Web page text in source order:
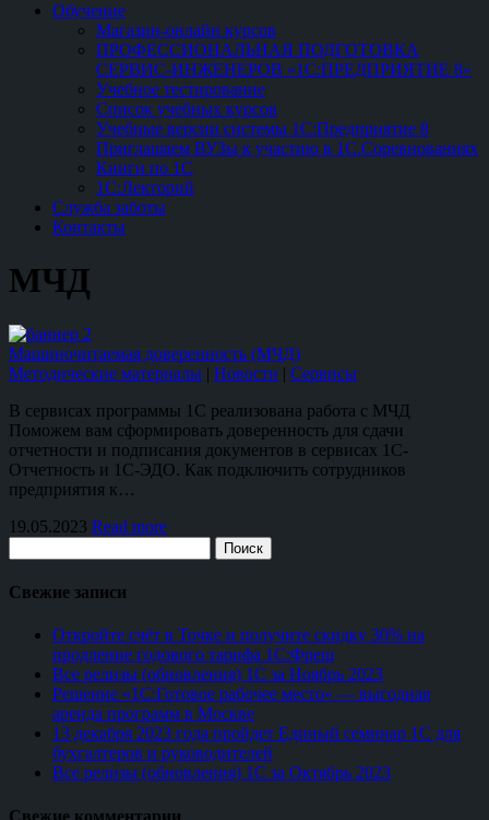
Обучение
Магазин-онлайн курсов
ПРОФЕССИОНАЛЬНАЯ ПОДГОТОВКА
СЕРВИС-ИНЖЕНЕРОВ «1С:ПРЕДПРИЯТИЕ 8»
Учебное тестирование
Список учебных курсов
Учебные версии системы 1С:Предприятие 8
Приглашаем ВУЗы к участию в 1С.Соревнованиях
Книги по 1С
1С:Лекторий
Служба заботы
Контакты
МЧД
Машиночитаемая доверенность (МЧД)
Методические материалы | Новости | Сервисы
В сервисах программы 1С реализована работа с МЧД
Поможем вам сформировать доверенность для сдачи
отчетности и подписания документов в сервисах 1С-
Отчетность и 1С-ЭДО. Как подключить сотрудников
предприятия к…
19.05.2023 Read more
Поиск
Свежие записи
Откройте счёт в Точке и получите скидку 30% на
продление годового тарифа 1С:Фреш
Все релизы (обновления) 1С за Ноябрь 2023
Решение «1С:Готовое рабочее место» — выгодная
аренда программ в Москве
13 декабря 2023 года пройдет Единый семинар 1С для
бухгалтеров и руководителей
Все релизы (обновления) 1С за Октябрь 2023
Свежие комментарии